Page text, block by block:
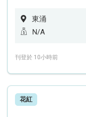
東涌
N/A
刊登於 10小時前
花紅